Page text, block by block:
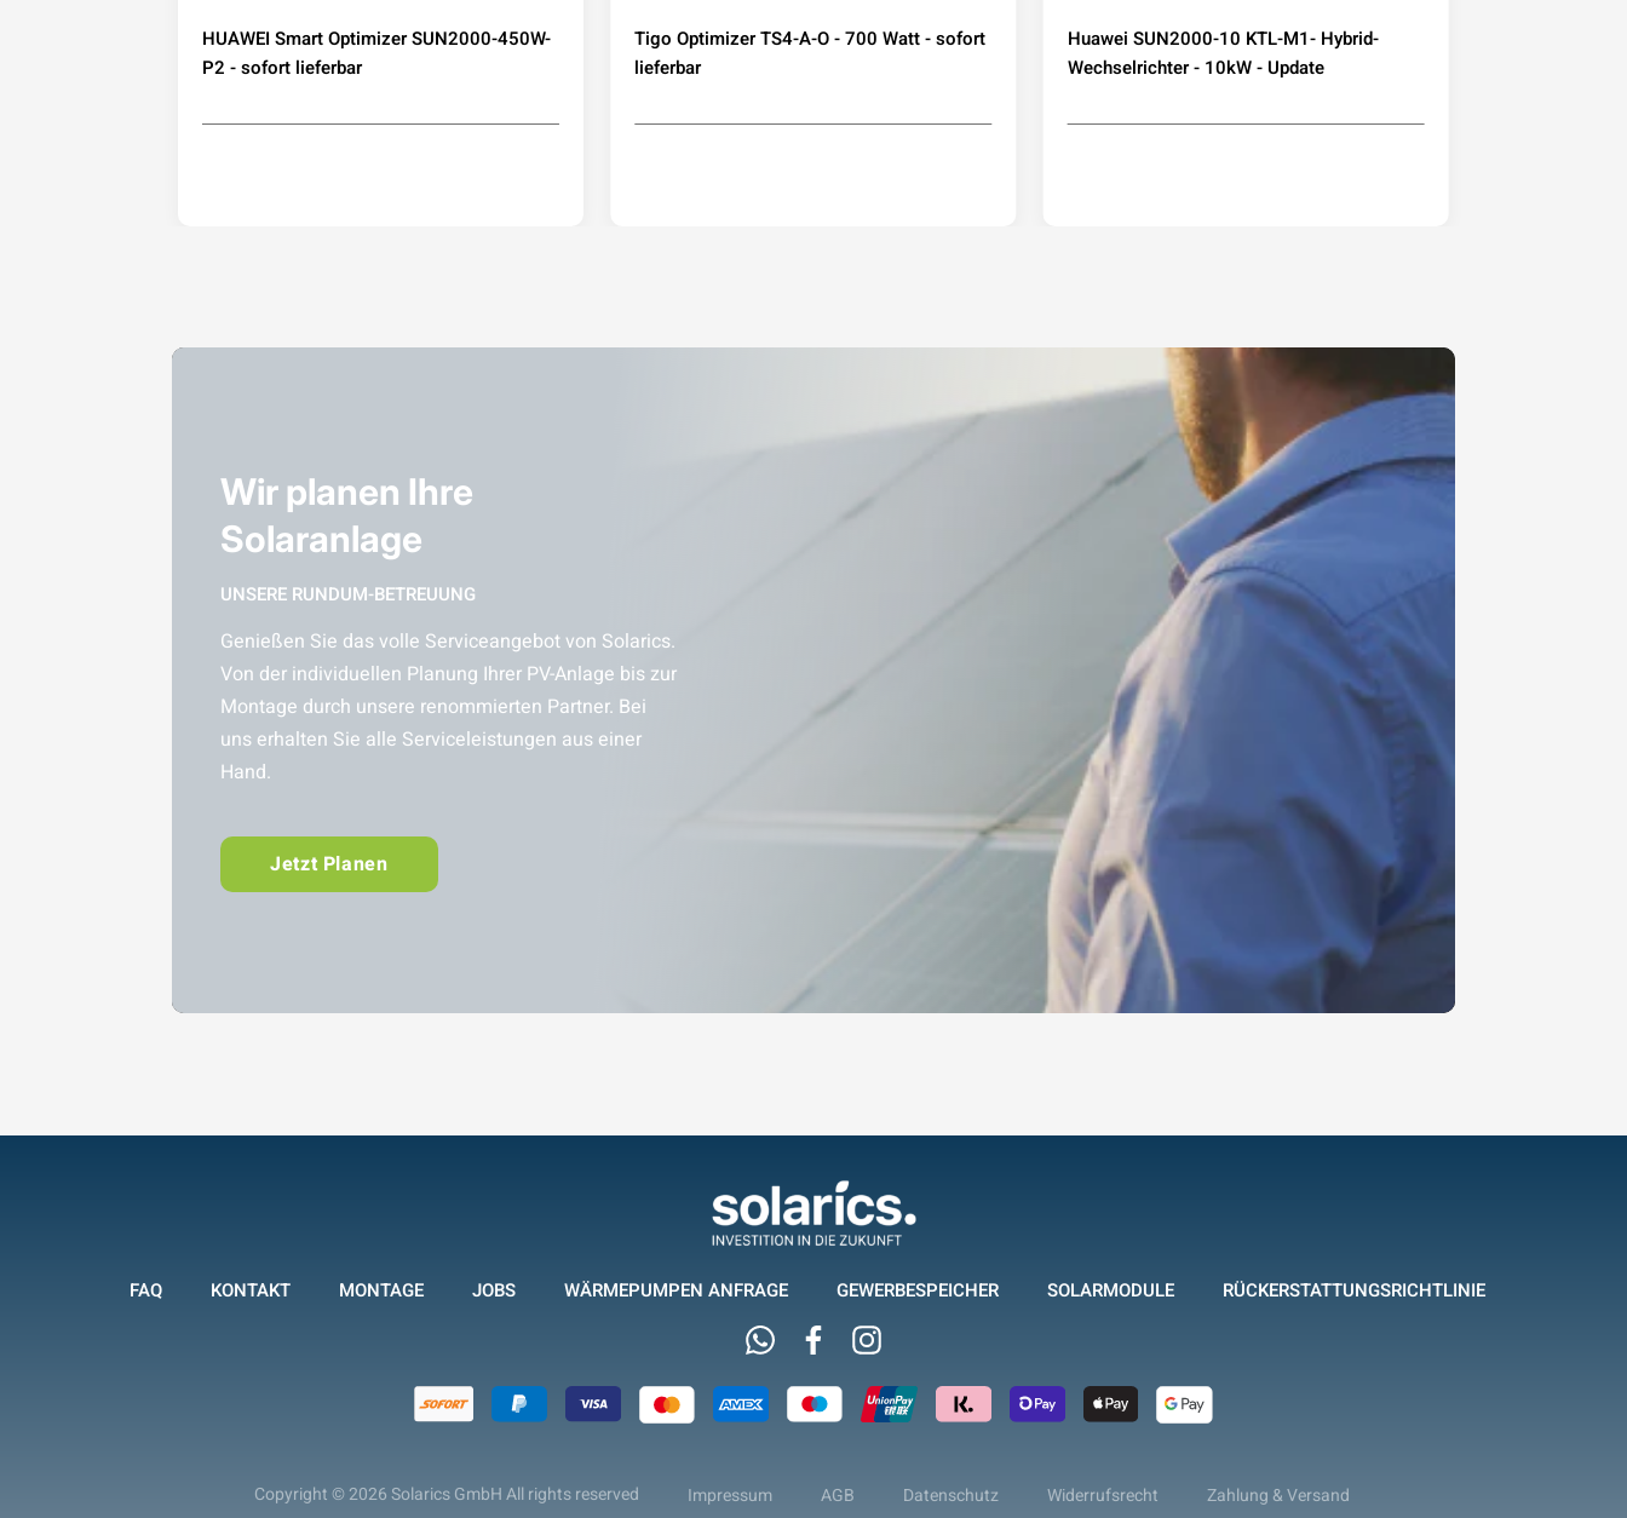
HUAWEI Smart Optimizer SUN2000-450W-
P2 - sofort lieferbar
Tigo Optimizer TS4-A-O - 700 Watt - sofort
lieferbar
Huawei SUN2000-10 KTL-M1- Hybrid-
Wechselrichter - 10kW - Update
Wir planen Ihre
Solaranlage
UNSERE RUNDUM-BETREUUNG
Genießen Sie das volle Serviceangebot von Solarics.
Von der individuellen Planung Ihrer PV-Anlage bis zur
Montage durch unsere renommierten Partner. Bei
uns erhalten Sie alle Serviceleistungen aus einer
Hand.
Jetzt Planen
FAQ KONTAKT MONTAGE JOBS WÄRMEPUMPEN ANFRAGE GEWERBESPEICHER SOLARMODULE RÜCKERSTATTUNGSRICHTLINIE
WhatsappFacebookInstagram
Copyright © 2026 Solarics GmbH All rights reserved Impressum AGB Datenschutz Widerrufsrecht Zahlung & Versand